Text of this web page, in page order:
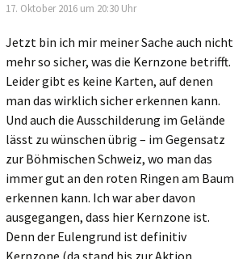
17. Oktober 2016 um 20:30 Uhr
Jetzt bin ich mir meiner Sache auch nicht
mehr so sicher, was die Kernzone betrifft.
Leider gibt es keine Karten, auf denen
man das wirklich sicher erkennen kann.
Und auch die Ausschilderung im Gelände
lässt zu wünschen übrig – im Gegensatz
zur Böhmischen Schweiz, wo man das
immer gut an den roten Ringen am Baum
erkennen kann. Ich war aber davon
ausgegangen, dass hier Kernzone ist.
Denn der Eulengrund ist definitiv
Kernzone (da stand bis zur Aktion